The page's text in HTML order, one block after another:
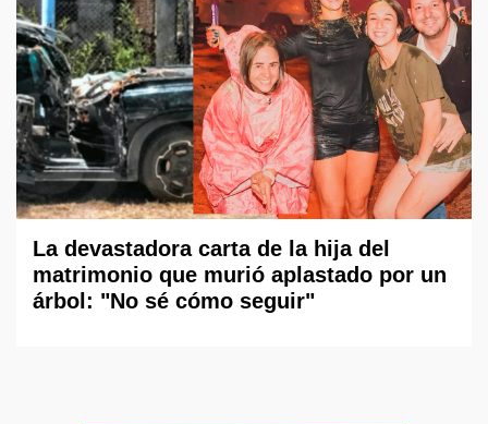
La devastadora carta de la hija del
matrimonio que murió aplastado por un
árbol: "No sé cómo seguir"